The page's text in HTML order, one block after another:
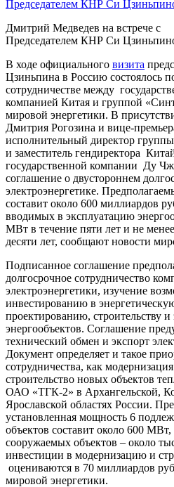
Дмитрий Медведев на встрече с
Председателем КНР Си
В ходе официального визита
Цзиньпина в Россию состоялось
сотрудничестве между
компанией Китая и группой
мировой энергетики. В
Дмитрия Рогозина и вице-
исполнительный директор
и заместитель гендиректора
государственной компании Ду
соглашение о двустороннем
электроэнергетике.
составит около 600 миллиардов
вводимых в эксплуатацию
МВт в течение пяти лет и не
десяти лет, сообщают новости
Подписанное соглашение
долгосрочное сотрудничество
электроэнергетики, изучение
инвестированию в
проектированию, строительству и
энергообъектов. Соглашение
технический обмен и экспорт
Документ определяет и такое
сотрудничества, как
строительство новых объектов
ОАО «ТГК-2» в Архангельской,
Ярославской областях России.
установленная мощность 6
объектов составит около 600
сооружаемых объектов – около
инвестиции в модернизацию и
оцениваются в 70 миллиардов
мировой энергетики.